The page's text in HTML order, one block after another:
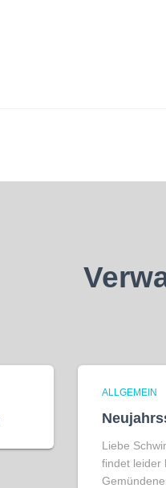
ALLGEMEIN
Liebe
findet leider